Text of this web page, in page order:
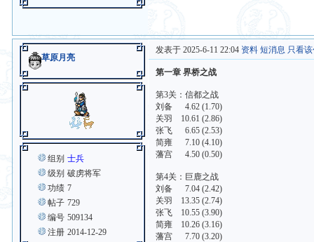
草原月亮
组别 士兵
级别 破虏将军
功绩 7
帖子 729
编号 509134
注册 2014-12-29
发表于 2025-6-11 22:04 资料 短消息 只看
第一章 界桥之战
第3关：信都之战
刘备 4.62 (1.70)
关羽 10.61 (2.86)
张飞 6.65 (2.53)
简雍 7.10 (4.10)
藩宫 4.50 (0.50)
第4关：巨鹿之战
刘备 7.04 (2.42)
关羽 13.35 (2.74)
张飞 10.55 (3.90)
简雍 10.26 (3.16)
藩宫 7.70 (3.20)